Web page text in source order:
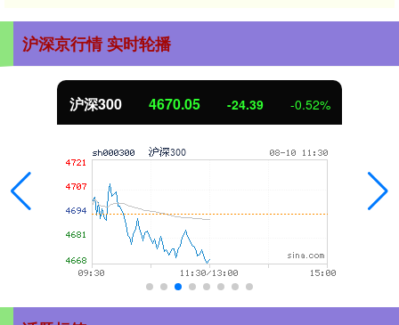
沪深京行情 实时轮播
北证50 1125.45 -8.79 -0.78%